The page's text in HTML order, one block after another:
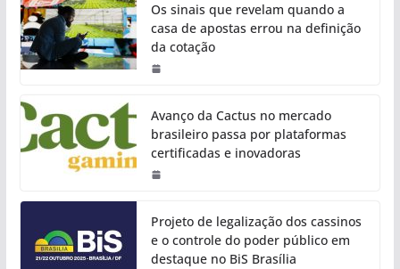
Os sinais que revelam quando a
casa de apostas errou na definição
da cotação
Avanço da Cactus no mercado
brasileiro passa por plataformas
certificadas e inovadoras
Projeto de legalização dos cassinos
e o controle do poder público em
destaque no BiS Brasília